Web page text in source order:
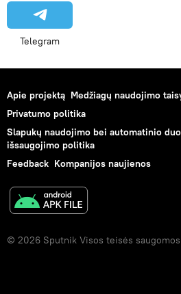
Telegram
Apie projektą Medžiagų naudojimo
Privatumo politika
Slapukų naudojimo bei automatinio
išsaugojimo politika
Feedback Kompanijos naujienos
© 2026 Sputnik Visos teisės